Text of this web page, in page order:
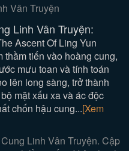
Linh Vân Truyện:
Ascent Of Ling Yun
tiến vào hoàng cung,
mưu toan và tính toán
lên long sàng, trở thành
mặt xấu xa và ác độc
chốn hậu cung...[Xem
Linh Vân Truyện. Cập